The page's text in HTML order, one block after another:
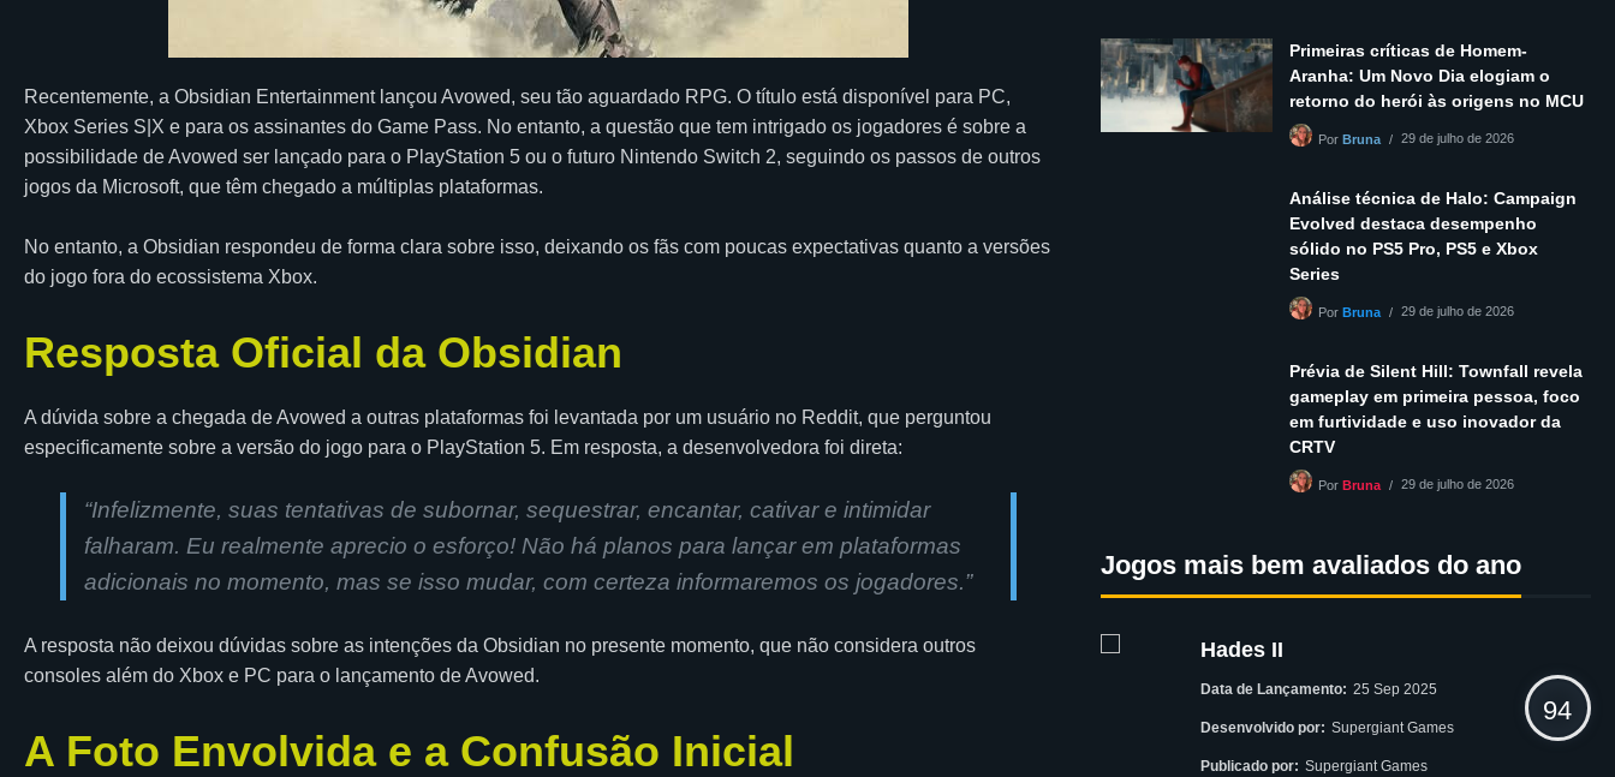
Recentemente, a Obsidian Entertainment lançou Avowed, seu tão aguardado RPG. O título está disponível para PC,
Xbox Series S|X e para os assinantes do Game Pass. No entanto, a questão que tem intrigado os jogadores é sobre a
possibilidade de Avowed ser lançado para o PlayStation 5 ou o futuro Nintendo Switch 2, seguindo os passos de outros
jogos da Microsoft, que têm chegado a múltiplas plataformas.
No entanto, a Obsidian respondeu de forma clara sobre isso, deixando os fãs com poucas expectativas quanto a versões
do jogo fora do ecossistema Xbox.
Resposta Oficial da Obsidian
A dúvida sobre a chegada de Avowed a outras plataformas foi levantada por um usuário no Reddit, que perguntou
especificamente sobre a versão do jogo para o PlayStation 5. Em resposta, a desenvolvedora foi direta:
“Infelizmente, suas tentativas de subornar, sequestrar, encantar, cativar e intimidar
falharam. Eu realmente aprecio o esforço! Não há planos para lançar em plataformas
adicionais no momento, mas se isso mudar, com certeza informaremos os jogadores.”
A resposta não deixou dúvidas sobre as intenções da Obsidian no presente momento, que não considera outros
consoles além do Xbox e PC para o lançamento de Avowed.
A Foto Envolvida e a Confusão Inicial
Primeiras críticas de Homem-
Aranha: Um Novo Dia elogiam o
retorno do herói às origens no MCU
PorBruna 29 de julho de 2026
Análise técnica de Halo: Campaign
Evolved destaca desempenho
sólido no PS5 Pro, PS5 e Xbox
Series
PorBruna 29 de julho de 2026
Prévia de Silent Hill: Townfall revela
gameplay em primeira pessoa, foco
em furtividade e uso inovador da
CRTV
PorBruna 29 de julho de 2026
Jogos mais bem avaliados do ano
Hades II
Data de Lançamento: 25 Sep 2025
Desenvolvido por: Supergiant Games
Publicado por: Supergiant Games
94